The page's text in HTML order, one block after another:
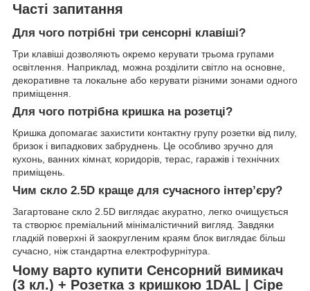
Часті запитання
Для чого потрібні три сенсорні клавіші?
Три клавіші дозволяють окремо керувати трьома групами
освітлення. Наприклад, можна розділити світло на основне,
декоративне та локальне або керувати різними зонами одного
приміщення.
Для чого потрібна кришка на розетці?
Кришка допомагає захистити контактну групу розетки від пилу,
бризок і випадкових забруднень. Це особливо зручно для
кухонь, ванних кімнат, коридорів, терас, гаражів і технічних
приміщень.
Чим скло 2.5D краще для сучасного інтер’єру?
Загартоване скло 2.5D виглядає акуратно, легко очищується
та створює преміальний мінімалістичний вигляд. Завдяки
гладкій поверхні й заокругленим краям блок виглядає більш
сучасно, ніж стандартна електрофурнітура.
Чому варто купити Сенсорний вимикач
(3 кл.) + Розетка з кришкою 1DAL | Сіре